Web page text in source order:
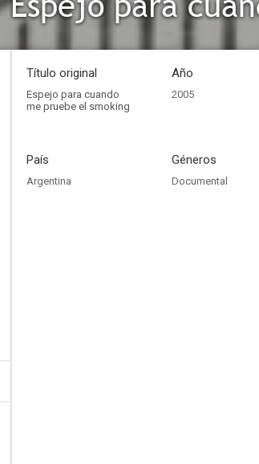
Título original
Espejo para cuando
me pruebe el smoking
Año
2005
País
Argentina
Géneros
Documental